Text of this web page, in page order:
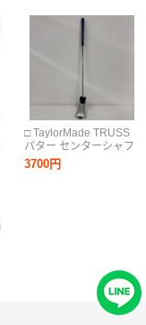
□ TaylorMade TRUSS
パター センターシャフ
ト ゴルフクラブ
3700円